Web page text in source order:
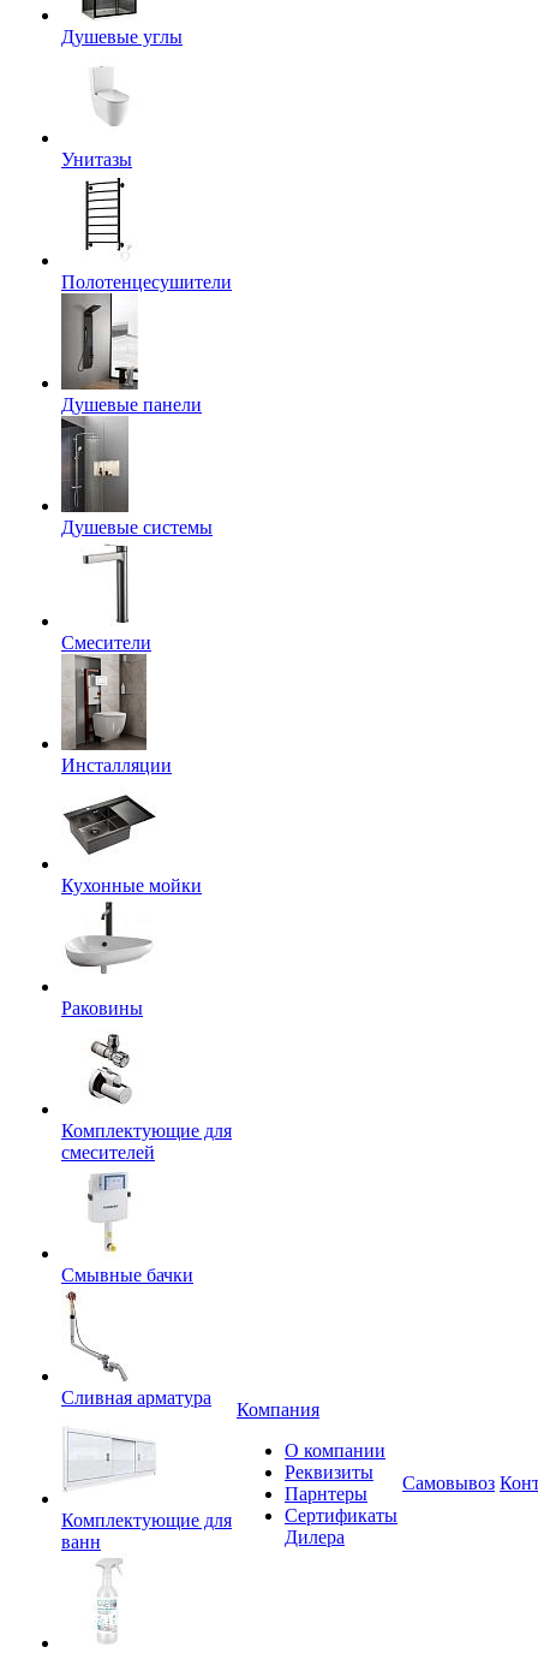
Душевые углы
Унитазы
Полотенцесушители
Душевые панели
Душевые системы
Смесители
Инсталляции
Кухонные мойки
Раковины
Комплектующие для
смесителей
Смывные бачки
Сливная арматура
Комплектующие для
ванн
Компания
О компании
Реквизиты
Парнтеры
Сертификаты
Дилера
Самовывоз